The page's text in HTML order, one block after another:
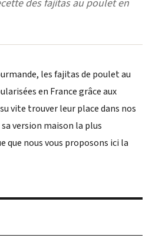
des fajitas au poulet en
les fajitas de poulet au
en France grâce aux
vite trouver leur place dans nos
version maison la plus
que nous vous proposons ici la